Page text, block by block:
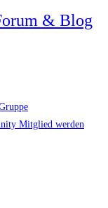
& Blog
Mitglied werden